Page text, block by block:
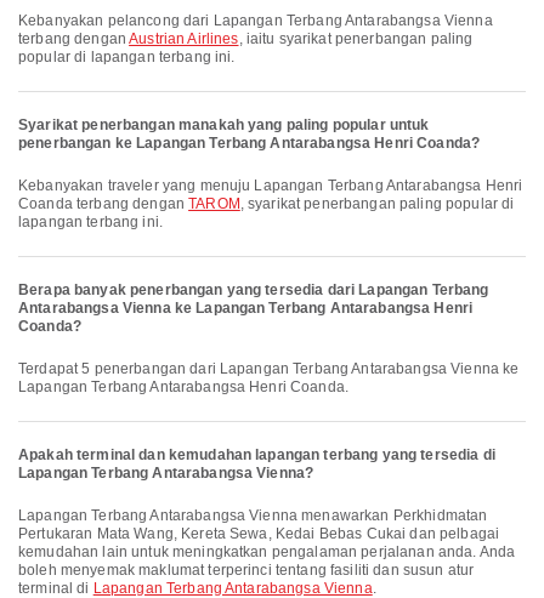
Kebanyakan pelancong dari Lapangan Terbang Antarabangsa Vienna
terbang denganAustrian Airlines, iaitu syarikat penerbangan paling
popular di lapangan terbang ini.
Syarikat penerbangan manakah yang paling popular untuk
penerbangan ke Lapangan Terbang Antarabangsa Henri Coanda?
Kebanyakan traveler yang menuju Lapangan Terbang Antarabangsa Henri
Coanda terbang denganTAROM , syarikat penerbangan paling popular di
lapangan terbang ini.
Berapa banyak penerbangan yang tersedia dari Lapangan Terbang
Antarabangsa Vienna ke Lapangan Terbang Antarabangsa Henri
Coanda?
Terdapat 5 penerbangan dari Lapangan Terbang Antarabangsa Vienna ke
Lapangan Terbang Antarabangsa Henri Coanda.
Apakah terminal dan kemudahan lapangan terbang yang tersedia di
Lapangan Terbang Antarabangsa Vienna?
Lapangan Terbang Antarabangsa Vienna menawarkan Perkhidmatan
Pertukaran Mata Wang, Kereta Sewa, Kedai Bebas Cukai dan pelbagai
kemudahan lain untuk meningkatkan pengalaman perjalanan anda. Anda
boleh menyemak maklumat terperinci tentang fasiliti dan susun atur
terminal di Lapangan Terbang Antarabangsa Vienna.